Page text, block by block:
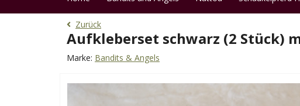
Zurück
Aufkleberset schwarz (2 Stück)
Marke: Bandits & Angels